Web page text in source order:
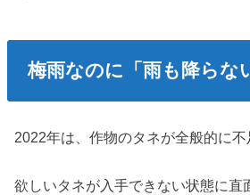
梅雨なのに「雨も降らな
2022年は、作物のタネが全般的に不
欲しいタネが入手できない状態に直